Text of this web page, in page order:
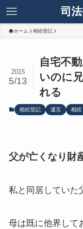
司
ホーム 相続登記
自宅不
いのに
れる
2015
5/13
相続登記 遺言 相続
父が亡くなり財
私と同居していた
母は既に他界して